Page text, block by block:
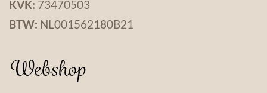
KVK: 73470503
BTW: NL001562180B21
Webshop